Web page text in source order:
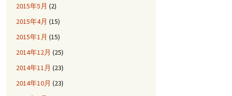
2015年5月 (2)
2015年4月 (15)
2015年1月 (15)
2014年12月 (25)
2014年11月 (23)
2014年10月 (23)